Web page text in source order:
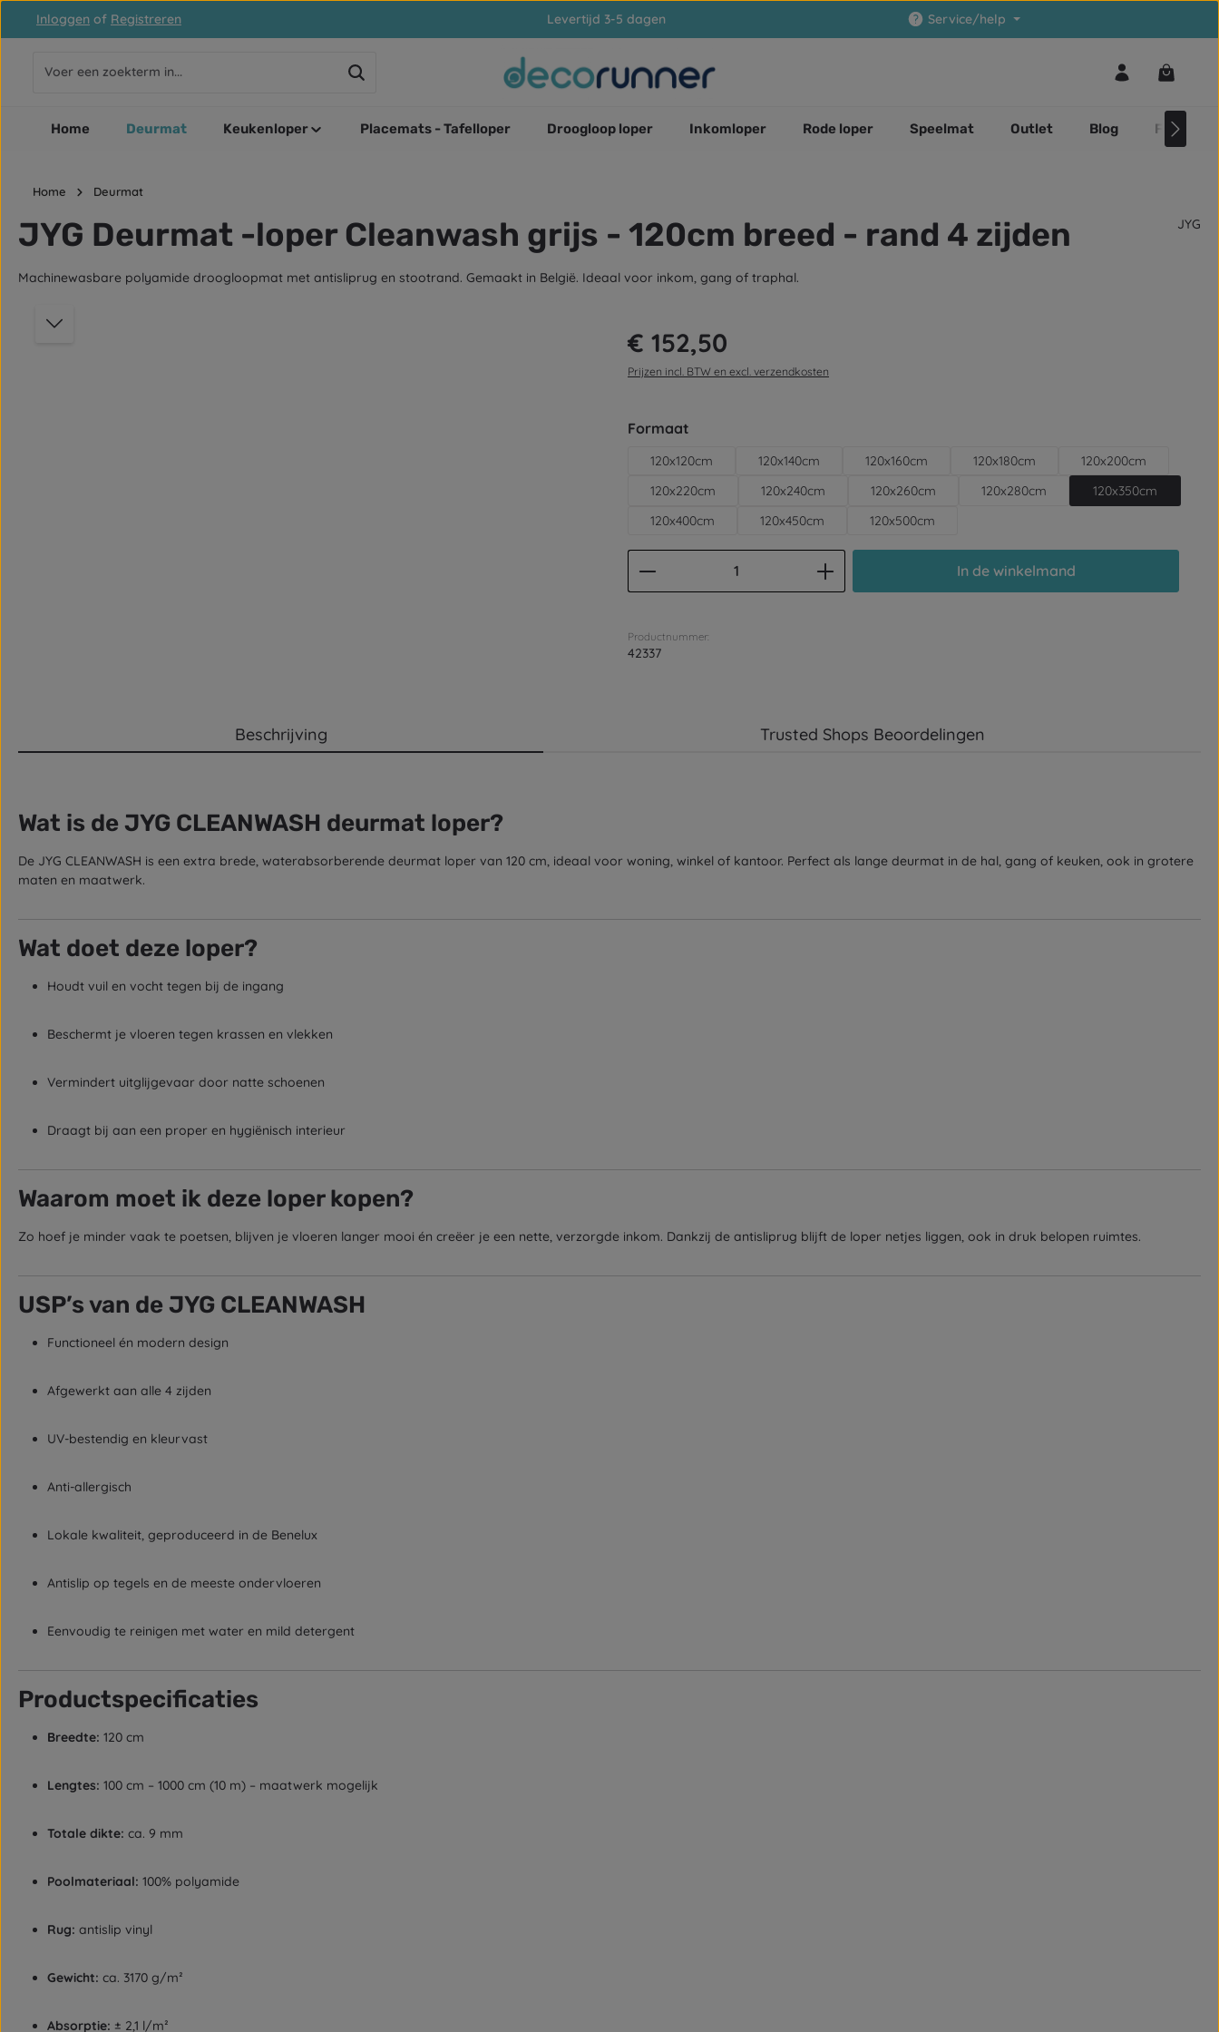
de hoofdinhoud
Ga naar de zoekopdracht
Ga naar de hoofdnavigatie
Inloggen of Registreren Levertijd 3-5 dagen Service/help
Home Deurmat Keukenloper Placemats - Tafelloper Droogloop loper Inkomloper Rode loper Speelmat Outlet Blog Faq
Home Deurmat
JYG Deurmat -loper Cleanwash grijs - 120cm breed - rand 4 zijden JYG
Machinewasbare polyamide droogloopmat met antisliprug en stootrand. Gemaakt in België. Ideaal voor inkom, gang of traphal.
Afbeeldingengalerij overslaan Normale prijs:
€ 152,50
Prijzen incl. BTW en excl. verzendkosten
Selecteer
Formaat
120x120cm 120x140cm 120x160cm 120x180cm
120x200cm
120x220cm
120x240cm 120x260cm 120x280cm
120x350cm
120x400cm
120x450cm 120x500cm
Producthoeveelheid: Voer de gewenste hoeveelheid in
In de winkelmand
Productnummer:
42337
Beschrijving Trusted Shops Beoordelingen
Wat is de JYG CLEANWASH deurmat loper?
De JYG CLEANWASH is een extra brede, waterabsorberende deurmat loper van 120 cm, ideaal voor woning, winkel of kantoor. Perfect als lange deurmat in de hal, gang of keuken, ook in grotere
maten en maatwerk.
Wat doet deze loper?
Houdt vuil en vocht tegen bij de ingang
Beschermt je vloeren tegen krassen en vlekken
Vermindert uitglijgevaar door natte schoenen
Draagt bij aan een proper en hygiënisch interieur
Waarom moet ik deze loper kopen?
Zo hoef je minder vaak te poetsen, blijven je vloeren langer mooi én creëer je een nette, verzorgde inkom. Dankzij de antisliprug blijft de loper netjes liggen, ook in druk belopen ruimtes.
USP’s van de JYG CLEANWASH
Functioneel én modern design
Afgewerkt aan alle 4 zijden
UV-bestendig en kleurvast
Anti-allergisch
Lokale kwaliteit, geproduceerd in de Benelux
Antislip op tegels en de meeste ondervloeren
Eenvoudig te reinigen met water en mild detergent
Productspecificaties
Breedte: 120 cm
Lengtes: 100 cm – 1000 cm (10 m) – maatwerk mogelijk
Totale dikte: ca. 9 mm
Poolmateriaal: 100% polyamide
Rug: antislip vinyl
Gewicht: ca. 3170 g/m²
Absorptie: ± 2,1 l/m²